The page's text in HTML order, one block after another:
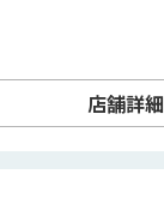
店舗詳細